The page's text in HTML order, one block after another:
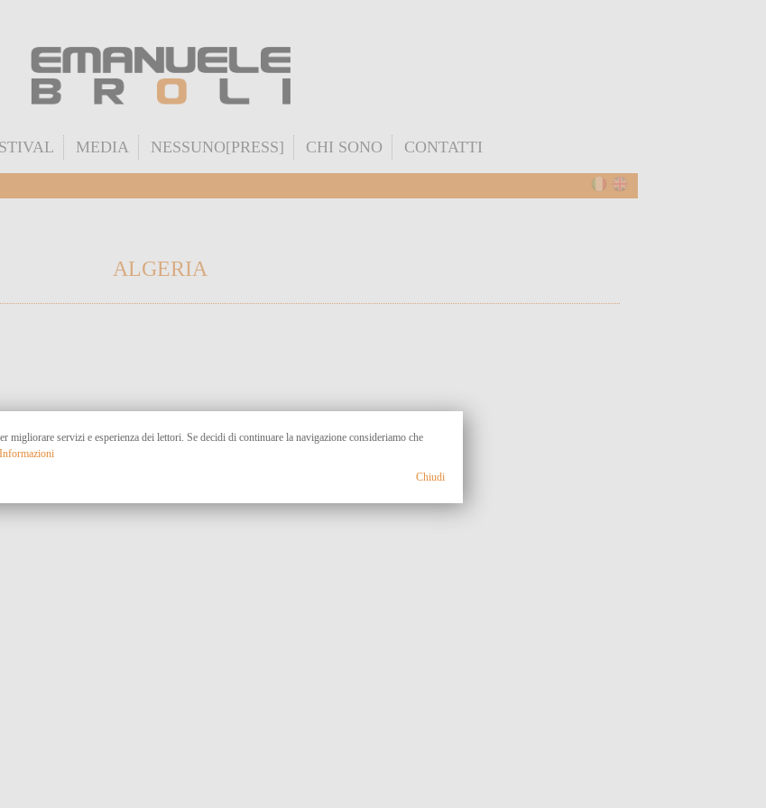
MEDIA NESSUNO[PRESS] CHI SONO CONTATTI
ALGERIA
migliorare servizi e esperienza dei lettori. Se decidi di continuare la navigazione consideriamo che
Chiudi